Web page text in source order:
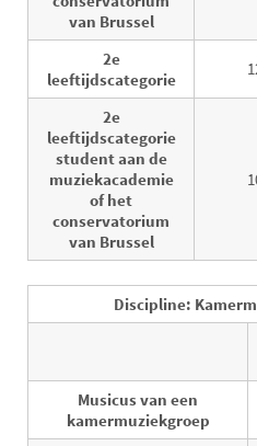
van Brussel
2e
leeftijdscategorie
2e
leeftijdscategorie
student aan de
muziekacademie
of het
conservatorium
van Brussel
Discipline:
Musicus van een
kamermuziekgroep